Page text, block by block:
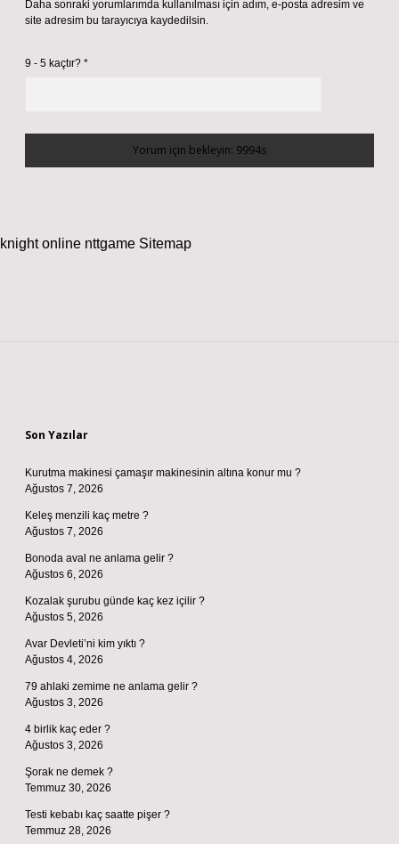
Daha sonraki yorumlarımda kullanılması için adım, e-posta adresim ve
site adresim bu tarayıcıya kaydedilsin.
9 - 5 kaçtır? *
knight online nttgame Sitemap
Son Yazılar
Kurutma makinesi çamaşır makinesinin altına konur mu ?
Ağustos 7, 2026
Keleş menzili kaç metre ?
Ağustos 7, 2026
Bonoda aval ne anlama gelir ?
Ağustos 6, 2026
Kozalak şurubu günde kaç kez içilir ?
Ağustos 5, 2026
Avar Devleti’ni kim yıktı ?
Ağustos 4, 2026
79 ahlaki zemime ne anlama gelir ?
Ağustos 3, 2026
4 birlik kaç eder ?
Ağustos 3, 2026
Şorak ne demek ?
Temmuz 30, 2026
Testi kebabı kaç saatte pişer ?
Temmuz 28, 2026